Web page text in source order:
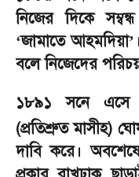
নিজের দিকে
‘জামাতে আহমদিয়া’
বলে নিজেদের
১৮৯১ সনে এসে
(প্রতিশ্রুত মাসীহ)
দাবি করে।